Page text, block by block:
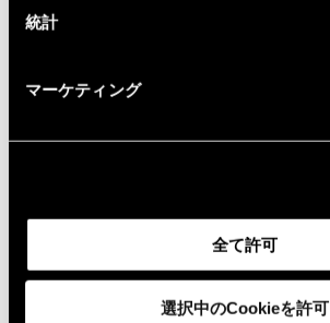
統計
マーケティング
全て許可
選択中のCookieを許可
universitaire
en
communication ou en
nécessairement d'une
dans le
Vous souhaitez bâtir votre
votre avenir chez Sia ?